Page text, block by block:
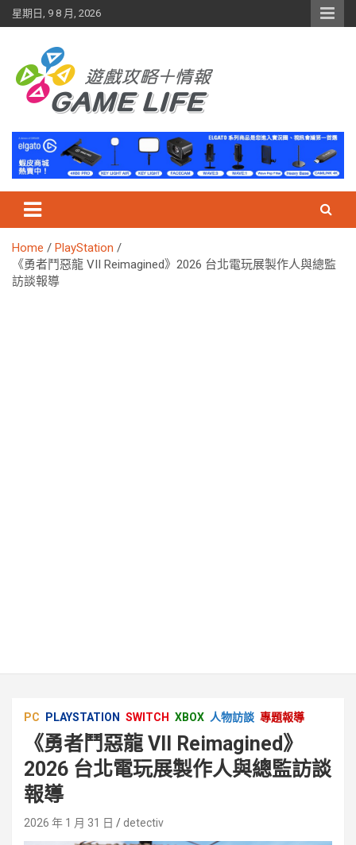
Skip
to
星期日, 9 8 月, 2026
Home
PlayStation
《勇者鬥惡龍 VII Reimagined》2026 台北電玩展製作人與總監
訪談報導
PC PLAYSTATION SWITCH XBOX 人物訪談 專題報導
《勇者鬥惡龍 VII Reimagined》
2026 台北電玩展製作人與總監訪談
報導
2026 年 1 月 31 日 detectiv